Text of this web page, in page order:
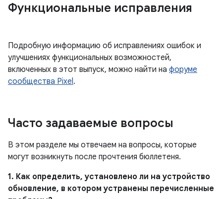
Функциональные исправления
Подробную информацию об исправлениях ошибок и
улучшениях функциональных возможностей,
включенных в этот выпуск, можно найти на форуме
сообщества Pixel.
Часто задаваемые вопросы
В этом разделе мы отвечаем на вопросы, которые
могут возникнуть после прочтения бюллетеня.
1. Как определить, установлено ли на устройство
обновление, в котором устранены перечисленные